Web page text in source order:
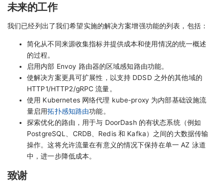
未来的工作
我们已经列出了我们希望实施的解决方案增强功能的列表，包括：
简化从不同来源收集指标并提供成本和使用情况的统一概述
的过程。
启用内部 Envoy 路由器的区域感知路由功能。
使解决方案更具可扩展性，以支持 DDSD 之外的其他域的
HTTP1/HTTP2/gRPC 流量。
使用 Kubernetes 网络代理 kube-proxy 为内部基础设施流
量启用拓扑感知路由功能。
探索优化的路由，用于与 DoorDash 的有状态系统（例如
PostgreSQL、CRDB、Redis 和 Kafka）之间的大数据传输
操作。这将允许流量在有意义的情况下保持在单一 AZ 泳道
中，进一步降低成本。
致谢